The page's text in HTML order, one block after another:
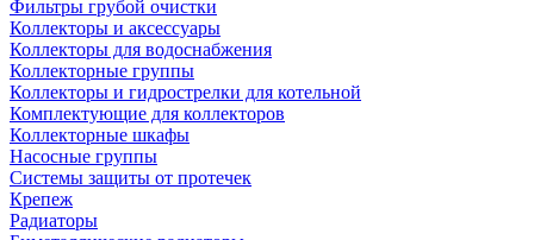
Фильтры грубой очистки
Коллекторы и аксессуары
Коллекторы для водоснабжения
Коллекторные группы
Коллекторы и гидрострелки для котельной
Комплектующие для коллекторов
Коллекторные шкафы
Насосные группы
Системы защиты от протечек
Крепеж
Радиаторы